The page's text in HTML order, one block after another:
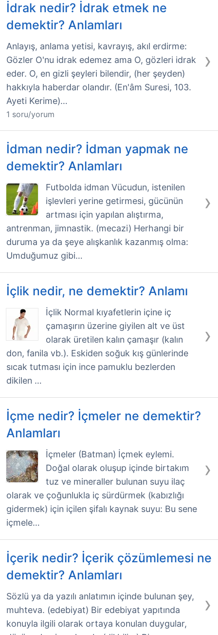
İdrak nedir? İdrak etmek ne
demektir? Anlamları
›
Anlayış, anlama yetisi, kavrayış, akıl erdirme:
Gözler O'nu idrak edemez ama O, gözleri idrak
eder. O, en gizli şeyleri bilendir, (her şeyden)
hakkıyla haberdar olandır. (En'âm Suresi, 103.
Ayeti Kerime)…
1 soru/yorum
İdman nedir? İdman yapmak ne
demektir? Anlamları
›
Futbolda idman Vücudun, istenilen
işlevleri yerine getirmesi, gücünün
artması için yapılan alıştırma,
antrenman, jimnastik. (mecazi) Herhangi bir
duruma ya da şeye alışkanlık kazanmış olma:
Umduğumuz gibi…
İçlik nedir, ne demektir? Anlamı
›
İçlik Normal kıyafetlerin içine iç
çamaşırın üzerine giyilen alt ve üst
olarak üretilen kalın çamaşır (kalın
don, fanila vb.). Eskiden soğuk kış günlerinde
sıcak tutması için ince pamuklu bezlerden
dikilen …
İçme nedir? İçmeler ne demektir?
Anlamları
›
İçmeler (Batman) İçmek eylemi.
Doğal olarak oluşup içinde birtakım
tuz ve mineraller bulunan suyu ilaç
olarak ve çoğunlukla iç sürdürmek (kabızlığı
gidermek) için içilen şifalı kaynak suyu: Bu sene
içmele…
İçerik nedir? İçerik çözümlemesi ne
demektir? Anlamları
›
Sözlü ya da yazılı anlatımın içinde bulunan şey,
muhteva. (edebiyat) Bir edebiyat yapıtında
konuyla ilgili olarak ortaya konulan duygular,